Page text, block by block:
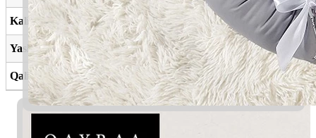
Kalisha Murni
Yashfi Melapangkan hati
Qalisy Murni